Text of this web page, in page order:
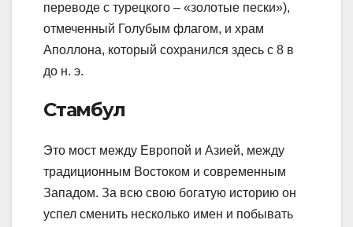
переводе с турецкого – «золотые пески»),
отмеченный Голубым флагом, и храм
Аполлона, который сохранился здесь с 8 в
до н. э.
Стамбул
Это мост между Европой и Азией, между
традиционным Востоком и современным
Западом. За всю свою богатую историю он
успел сменить несколько имен и побывать